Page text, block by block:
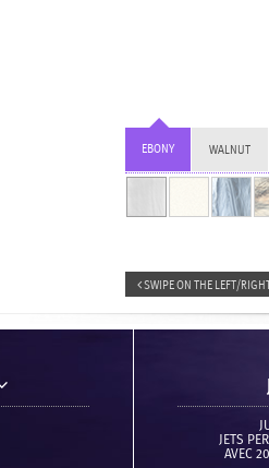
EBONY WALNUT
SWIPE ON THE LEFT/
JETS
AVEC